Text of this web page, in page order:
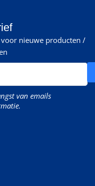
nieuwe producten /
van emails